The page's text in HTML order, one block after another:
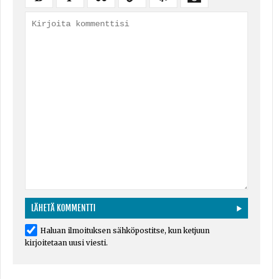
Haluan ilmoituksen sähköpostitse, kun ketjuun
kirjoitetaan uusi viesti.